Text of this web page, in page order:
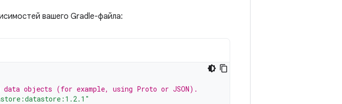
вашего Gradle-файла:
data objects (for example, using Proto or JSON).